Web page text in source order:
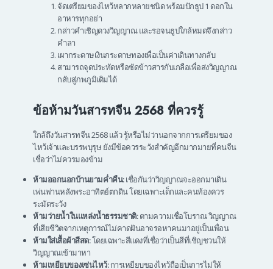
จัดเตรียมของไหว้หลากหลายชนิด พร้อมปักธูป 1 ดอกใน
อาหารทุกอย่า
กล่าวคำเชิญดวงวิญญาณ และรอจนธูปใกล้หมดจึงกล่าว
คำลา
เผากระดาษเงินกระดาษทองเพื่อเป็นค่าเดินทางกลับ
สามารถจุดประทัดหรือซัดข้าวสารกับเกลือเพื่อส่งวิญญาณ
กลับสู่ภพภูมิเดิมได้
ข้อห้ามวันสารทจีน 2568 ที่ควรรู้
ใกล้ถึงวันสารทจีน 2568 แล้ว รู้หรือไม่ว่านอกจากการเตรียมของ
ไหว้เจ้าและบรรพบุรุษ ยังมีข้อควรระวังสำคัญอีกมากมายที่คนจีน
เชื่อว่าไม่ควรมองข้าม
ห้ามออกนอกบ้านยามค่ำคืน:เชื่อกันว่าวิญญาณจะออกมาเดิน
เพ่นพ่านหลังพระอาทิตย์ตกดิน โดยเฉพาะเด็กและคนท้องควร
ระมัดระวัง
ห้ามว่ายน้ำในแหล่งน้ำธรรมชาติ:ตามความเชื่อโบราณ วิญญาณ
ที่เสียชีวิตจากเหตุการณ์ไม่คาดฝันอาจรอหาคนมาอยู่เป็นเพื่อน
ห้ามใส่เสื้อผ้าสีสด:โดยเฉพาะสีแดงที่เชื่อว่าเป็นสีที่เชิญชวนให้
วิญญาณเข้ามาหา
ห้ามเหยียบของเซ่นไหว้:การเหยียบของไหว้ถือเป็นการไม่ให้